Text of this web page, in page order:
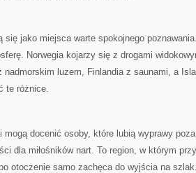
się jako miejsca warte spokojnego
Norwegia kojarzy się z drogami
nadmorskim luzem, Finlandia z saunami, a
te różnice.
mogą docenić osoby, które lubią wyprawy
dla miłośników nart. To region, w którym
otoczenie samo zachęca do wyjścia na